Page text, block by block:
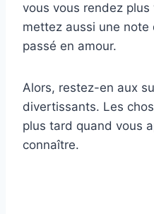
vous vous rendez
mettez aussi une note
passé en amour.
Alors, restez-en aux
divertissants. Les
plus tard quand vous
connaître.